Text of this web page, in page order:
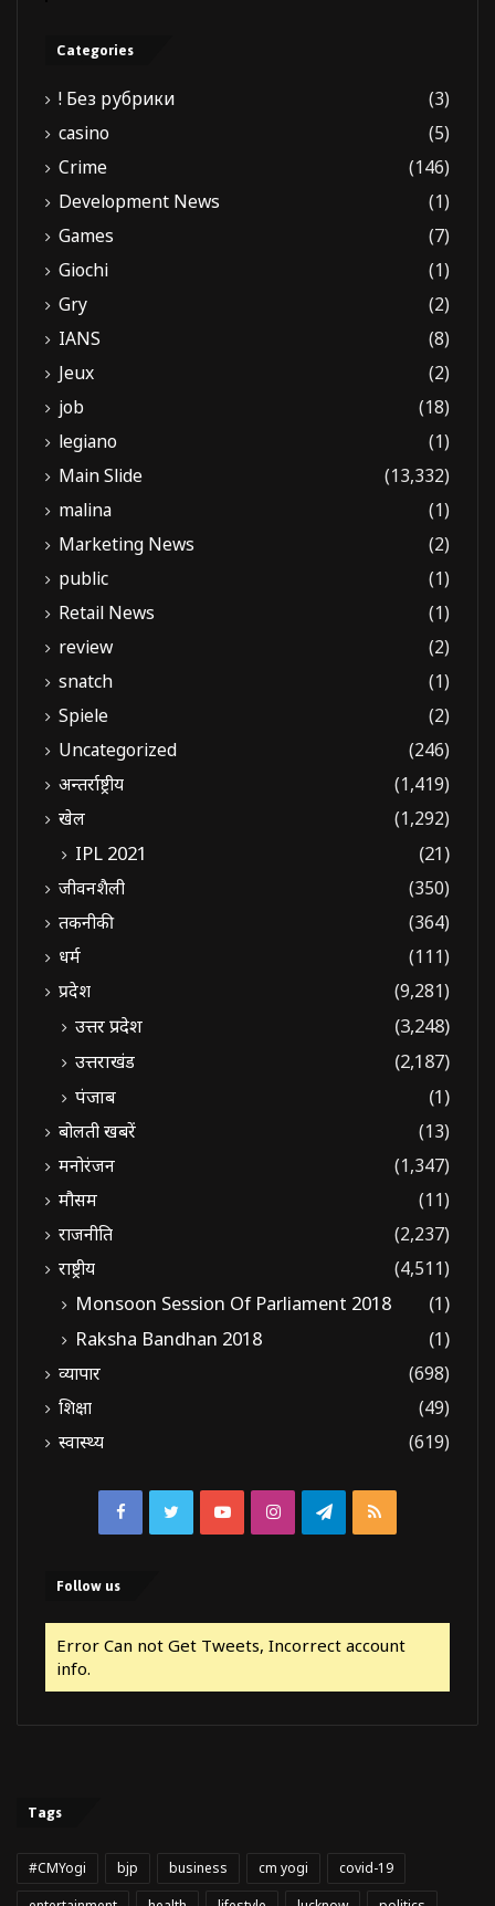
Categories
! Без рубрики
(3)
casino
(5)
Crime
(146)
Development News
(1)
Games
(7)
Giochi
(1)
Gry
(2)
IANS
(8)
Jeux
(2)
job
(18)
legiano
(1)
Main Slide
(13,332)
malina
(1)
Marketing News
(2)
public
(1)
Retail News
(1)
review
(2)
snatch
(1)
Spiele
(2)
Uncategorized
(246)
अन्तर्राष्ट्रीय
(1,419)
खेल
(1,292)
IPL 2021 (21)
जीवनशैली
(350)
तकनीकी
(364)
धर्म
(111)
प्रदेश
(9,281)
उत्तर प्रदेश
(3,248)
उत्तराखंड
(2,187)
पंजाब
(1)
बोलती खबरें
(13)
मनोरंजन
(1,347)
मौसम
(11)
राजनीति
(2,237)
राष्ट्रीय
(4,511)
Monsoon Session Of Parliament 2018
(1)
Raksha Bandhan 2018
(1)
व्यापार
(698)
शिक्षा
(49)
स्वास्थ्य
(619)
FacebookTwitterYouTubeInstagramTelegram
RSS
Follow us
Error Can not Get Tweets, Incorrect account
info.
Tags
#CMYogi bjp business cm yogi
covid-19